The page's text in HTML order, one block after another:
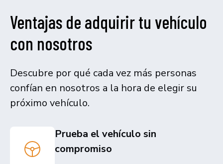
Ventajas de adquirir tu vehículo
con nosotros
Descubre por qué cada vez más personas
confían en nosotros a la hora de elegir su
próximo vehículo.
Prueba el vehículo sin
compromiso